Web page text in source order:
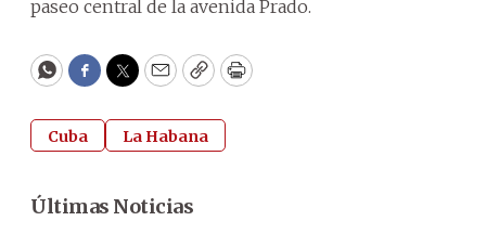
paseo central de la avenida Prado.
WhatsApp
Facebook
Twitter
EmailCopyPrint
Cuba La Habana
Últimas Noticias